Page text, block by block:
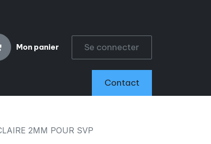
Mon panier Se connecter
Contact
2MM POUR SVP